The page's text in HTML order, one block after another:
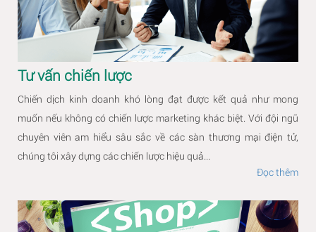
Tư vấn chiến lược
Chiến dịch kinh doanh khó lòng đạt được kết quả như mong
muốn nếu không có chiến lược marketing khác biệt. Với đội ngũ
chuyên viên am hiểu sâu sắc về các sàn thương mại điện tử,
chúng tôi xây dựng các chiến lược hiệu quả...
Đọc thêm